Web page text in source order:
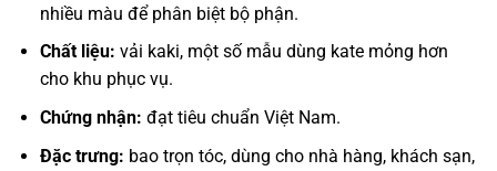
nhiều màu để phân biệt bộ phận.
Chất liệu: vải kaki, một số mẫu dùng kate mỏng hơn
cho khu phục vụ.
Chứng nhận: đạt tiêu chuẩn Việt Nam.
Đặc trưng: bao trọn tóc, dùng cho nhà hàng, khách sạn,